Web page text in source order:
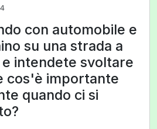
con automobile e
su una strada a
intendete svoltare
cos'è importante
quando ci si